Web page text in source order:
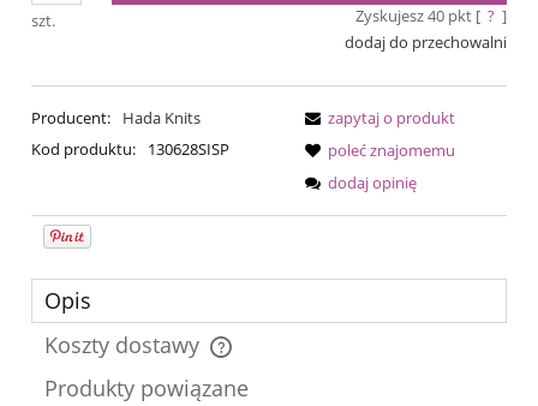
szt. Zyskujesz40pkt [ ? ]
dodaj do przechowalni
Producent:
Hada Knits
Kod produktu:
130628SISP
zapytaj o produkt
poleć znajomemu
dodaj opinię
Opis
Koszty dostawy
Cena nie zawiera ewentualnych kosztów płatności
Produkty powiązane